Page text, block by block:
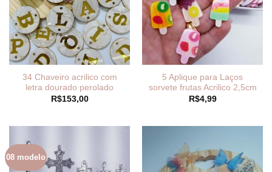
34 Chaveiro acrilico com
letra dourado perolado
R$153,00
5 Aplique para Laços
sorvete frutas Acrilico 2,5cm
R$4,99
08 modelo